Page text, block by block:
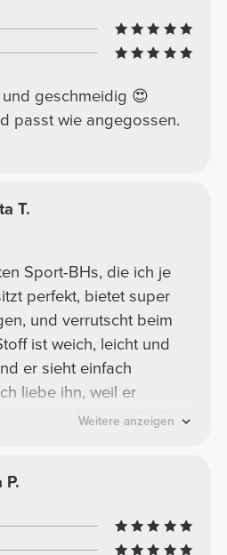
geschmeidig 😍
passt wie angegossen.
T.
Sport-BHs, die ich je
perfekt, bietet super
und verrutscht beim
ist weich, leicht und
er sieht einfach
liebe ihn, weil er
super schmeichelhaftes
Weitere anzeigen
P.